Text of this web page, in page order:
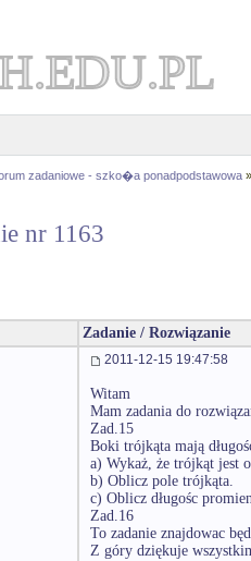
zadaniowe - szko�a ponadpodstawowa
nr 1163
Zadanie / Rozwiązanie
2011-12-15 19:47:58
Witam
Mam zadania do
Zad.15
Boki trójkąta mają
a) Wykaż, że trójkąt jest
b) Oblicz pole trójkąta.
c) Oblicz długośc
Zad.16
To zadanie znajdowac
Z góry dziękuje